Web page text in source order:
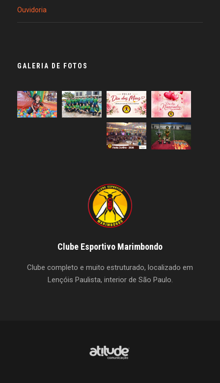
Ouvidoria
GALERIA DE FOTOS
Clube Esportivo Marimbondo
Clube completo e muito estruturado, localizado em
Lençóis Paulista, interior de São Paulo.